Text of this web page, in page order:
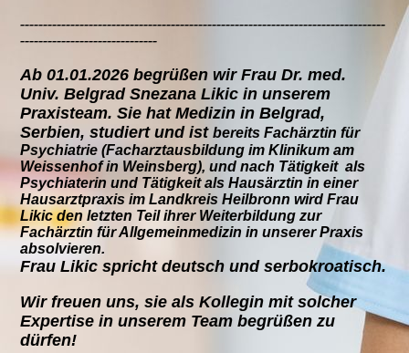
--------------------------------------------------------------------------------
------------------------------
Ab 01.01.2026 begrüßen wir Frau Dr. med.
Univ. Belgrad Snezana Likic in unserem
Praxisteam. Sie hat Medizin in Belgrad,
Serbien, studiert und istbereits Fachärztin für
Psychiatrie (Facharztausbildung im Klinikum am
Weissenhof in Weinsberg), und nach Tätigkeit als
Psychiaterin und Tätigkeit als Hausärztin in einer
Hausarztpraxis im Landkreis Heilbronn wird Frau
Likic den letzten Teil ihrer Weiterbildung zur
Fachärztin für Allgemeinmedizin in unserer Praxis
absolvieren.
Frau Likic spricht deutsch und serbokroatisch.
Wir freuen uns, sie als Kollegin mit solcher
Expertise in unserem Team begrüßen zu
dürfen!